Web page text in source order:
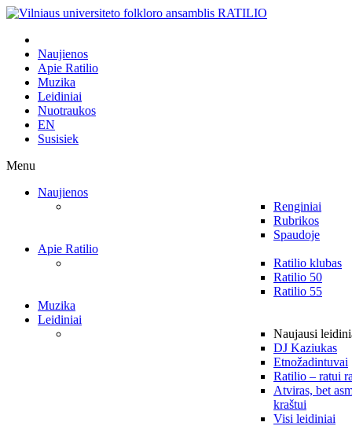
Naujienos
Apie Ratilio
Muzika
Leidiniai
Nuotraukos
EN
Susisiek
Menu
Naujienos
Renginiai
Rubrikos
Spaudoje
Apie Ratilio
Ratilio klubas
Ratilio 50
Ratilio 55
Muzika
Leidiniai
Naujausi
DJ Kaziukas
Etnožadintuvai
Ratilio – ratui
Atviras, bet
kraštui
Visi leidiniai